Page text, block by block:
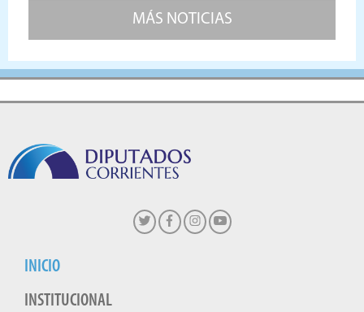
MÁS NOTICIAS
INICIO
INSTITUCIONAL